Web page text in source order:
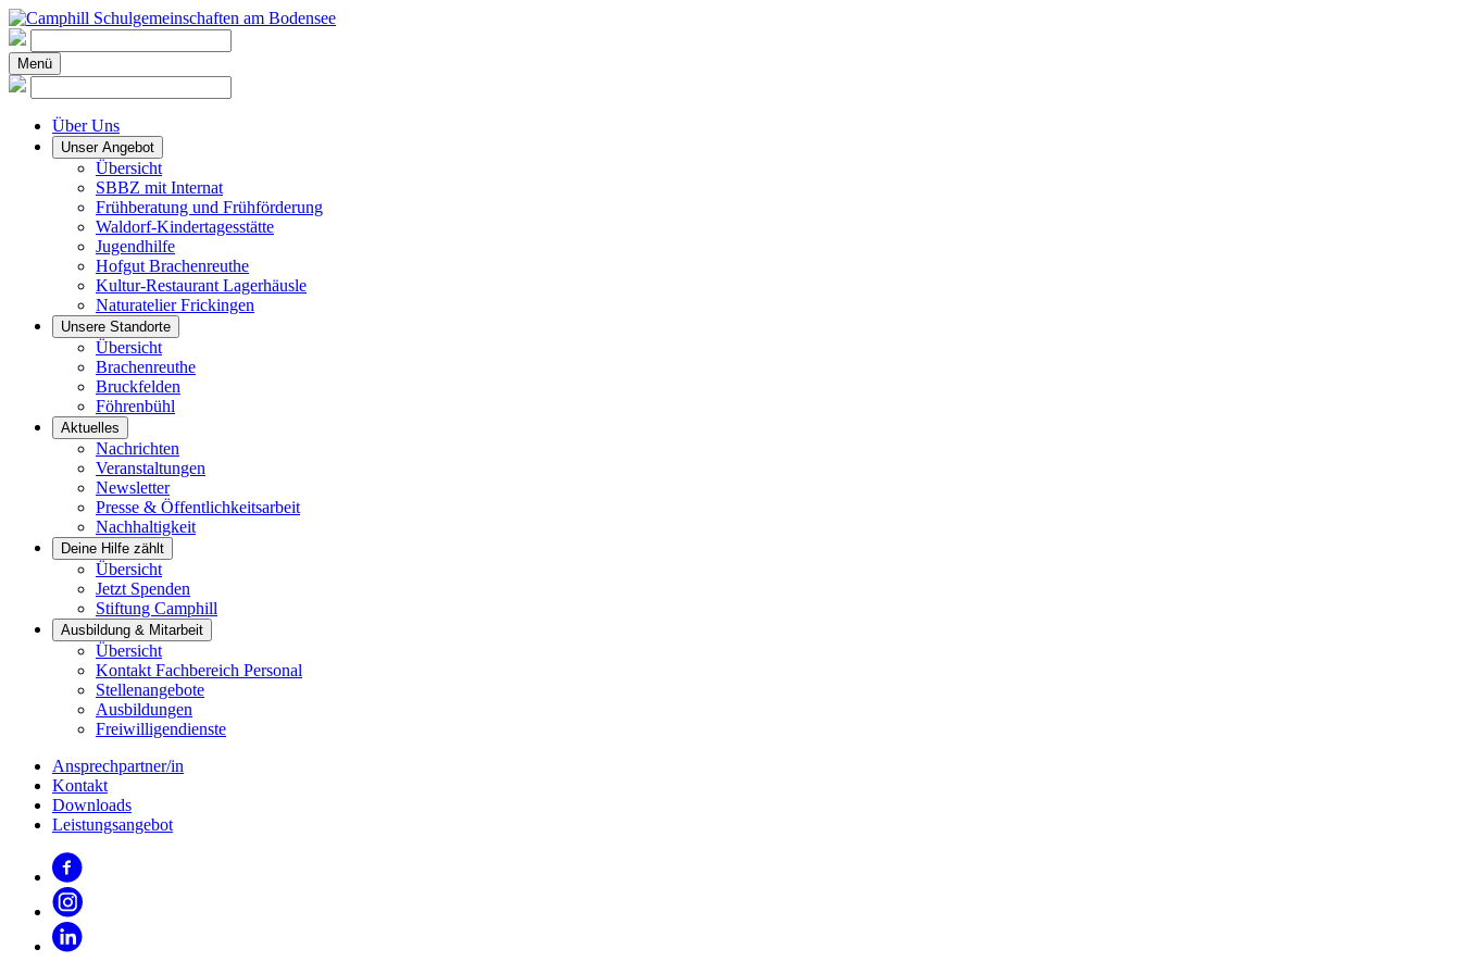
Menü
Über Uns
Unser Angebot
Übersicht
SBBZ mit Internat
Frühberatung und Frühförderung
Waldorf-Kindertagesstätte
Jugendhilfe
Hofgut Brachenreuthe
Kultur-Restaurant Lagerhäusle
Naturatelier Frickingen
Unsere Standorte
Übersicht
Brachenreuthe
Bruckfelden
Föhrenbühl
Aktuelles
Nachrichten
Veranstaltungen
Newsletter
Presse & Öffentlichkeitsarbeit
Nachhaltigkeit
Deine Hilfe zählt
Übersicht
Jetzt Spenden
Stiftung Camphill
Ausbildung & Mitarbeit
Übersicht
Kontakt Fachbereich Personal
Stellenangebote
Ausbildungen
Freiwilligendienste
Ansprechpartner/in
Kontakt
Downloads
Leistungsangebot